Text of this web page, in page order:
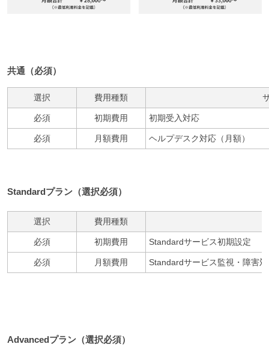
共通（必須）
選択 費用種類
必須 初期費用 初期受入対応
必須 月額費用 ヘルプデスク対応（月額）
Standardプラン（選択必須）
選択 費用種類
必須 初期費用 Standardサービス初期設定
必須 月額費用 Standardサービス監視・障害
Advancedプラン（選択必須）